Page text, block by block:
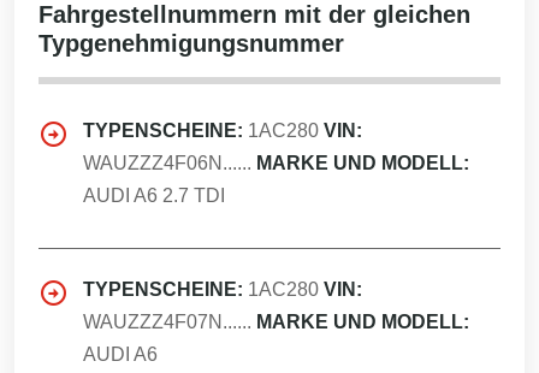
Fahrgestellnummern mit der gleichen
Typgenehmigungsnummer
TYPENSCHEINE: 1AC280 VIN:
WAUZZZ4F06N...... MARKE UND MODELL:
AUDI A6 2.7 TDI
TYPENSCHEINE: 1AC280 VIN:
WAUZZZ4F07N...... MARKE UND MODELL:
AUDI A6